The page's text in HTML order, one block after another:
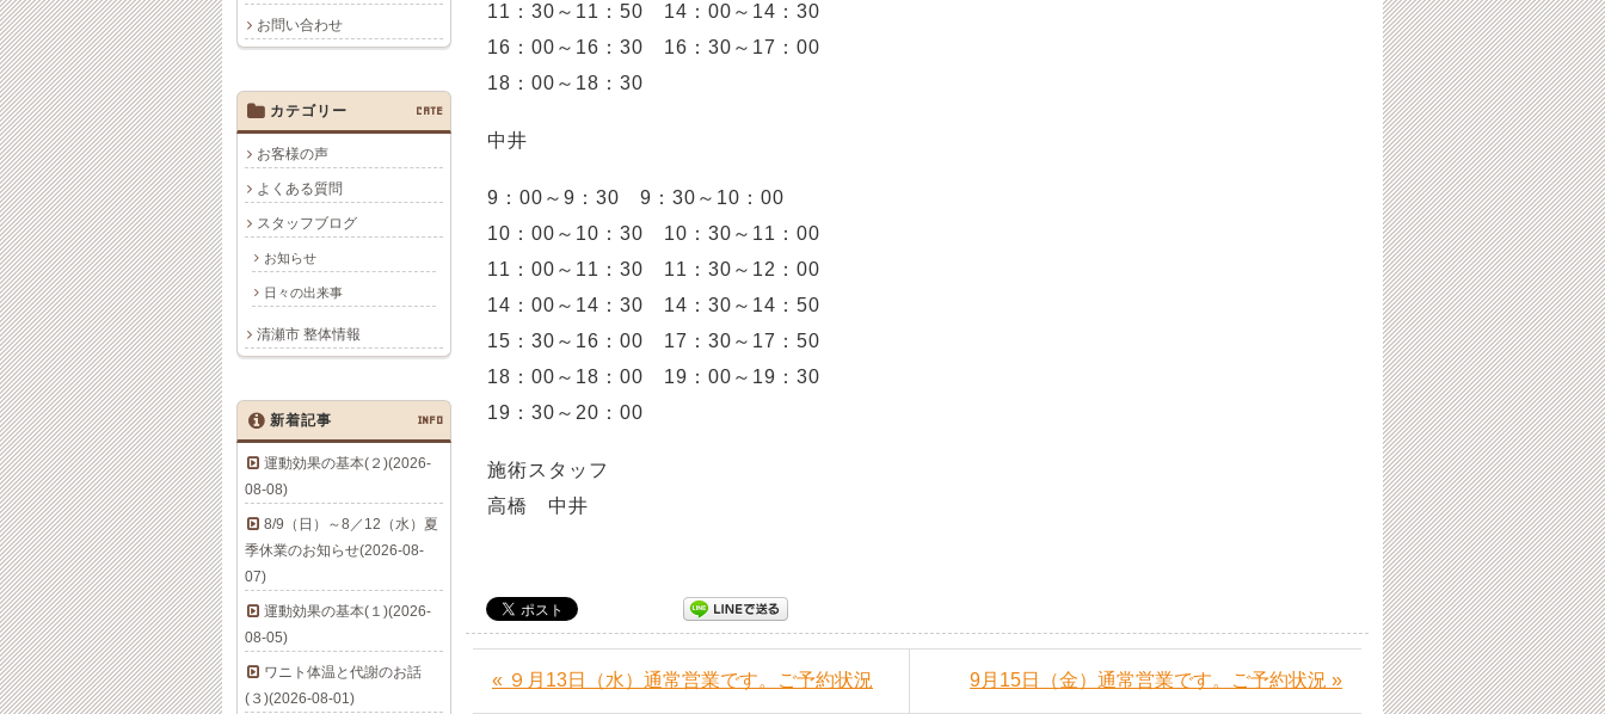
11：30～11：50 14：00～14：30
16：00～16：30 16：30～17：00
18：00～18：30
中井
9：00～9：30 9：30～10：00
10：00～10：30 10：30～11：00
11：00～11：30 11：30～12：00
14：00～14：30 14：30～14：50
15：30～16：00 17：30～17：50
18：00～18：00 19：00～19：30
19：30～20：00
施術スタッフ
高橋 中井
« ９月13日（水）通常営業です。ご予約状況 9月15日（金）通常営業です。ご予約状況 »
お問い合わせ
カテゴリー CATE
お客様の声
よくある質問
スタッフブログ
お知らせ
日々の出来事
清瀬市 整体情報
新着記事 INFO
運動効果の基本(２)(2026-
08-08)
8/9（日）～8／12（水）夏
季休業のお知らせ(2026-08-
07)
運動効果の基本(１)(2026-
08-05)
ワニト体温と代謝のお話
(３)(2026-08-01)